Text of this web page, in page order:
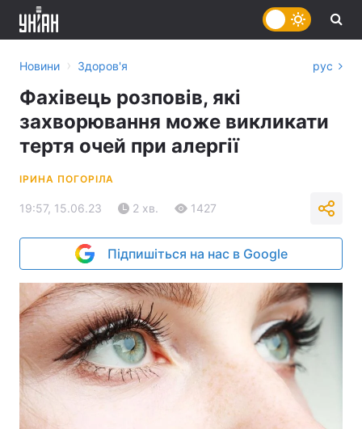
Новини › Здоров'я рус
Фахівець розповів, які
захворювання може викликати
тертя очей при алергії
ІРИНА ПОГОРІЛА
19:57, 15.06.23 2 хв. 1427
Підпишіться на нас в Google